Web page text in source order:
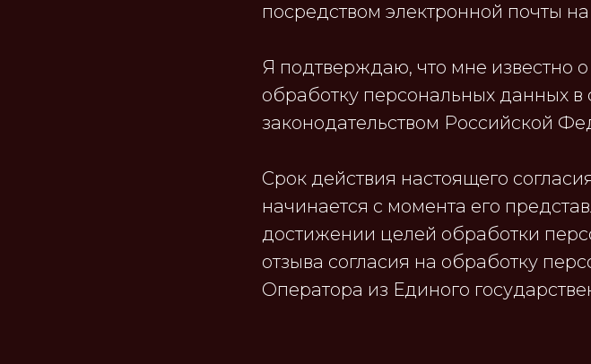
посредством электронной почты
Я подтверждаю, что мне известно
обработку персональных данных в
законодательством Российской
Срок действия настоящего
начинается с момента его
достижении целей обработки
отзыва согласия на обработку
Оператора из Единого